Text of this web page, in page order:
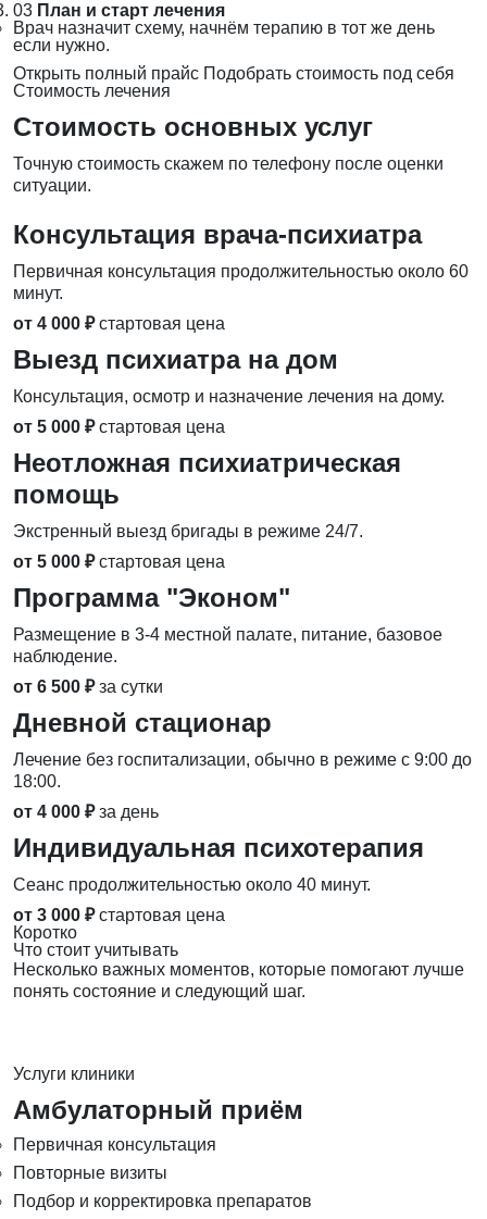
03 План и старт лечения
Врач назначит схему, начнём терапию в тот же день
если нужно.
Открыть полный прайс Подобрать стоимость под себя
Стоимость лечения
Стоимость основных услуг
Точную стоимость скажем по телефону после оценки
ситуации.
Консультация врача-психиатра
Первичная консультация продолжительностью около 60
минут.
от 4 000 ₽ стартовая цена
Выезд психиатра на дом
Консультация, осмотр и назначение лечения на дому.
от 5 000 ₽ стартовая цена
Неотложная психиатрическая
помощь
Экстренный выезд бригады в режиме 24/7.
от 5 000 ₽ стартовая цена
Программа "Эконом"
Размещение в 3-4 местной палате, питание, базовое
наблюдение.
от 6 500 ₽ за сутки
Дневной стационар
Лечение без госпитализации, обычно в режиме с 9:00 до
18:00.
от 4 000 ₽ за день
Индивидуальная психотерапия
Сеанс продолжительностью около 40 минут.
от 3 000 ₽ стартовая цена
Коротко
Что стоит учитывать
Несколько важных моментов, которые помогают лучше
понять состояние и следующий шаг.
Услуги клиники
Амбулаторный приём
Первичная консультация
Повторные визиты
Подбор и корректировка препаратов